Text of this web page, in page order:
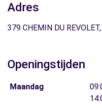
Adres
379 CHEMIN DU
Openingstijden
Maandag